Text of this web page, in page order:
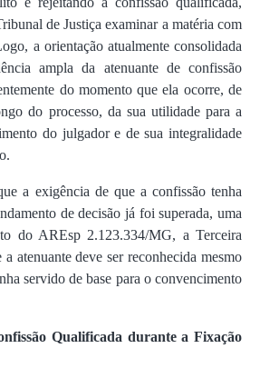
de Justiça examinar a matéria com
a orientação atualmente consolidada
ampla da atenuante de confissão
do momento que ela ocorre, de
do processo, da sua utilidade para a
do julgador e de sua integralidade
a exigência de que a confissão tenha
de decisão já foi superada, uma
do AREsp 2.123.334/MG, a Terceira
a atenuante deve ser reconhecida mesmo
servido de base para o convencimento
Qualificada durante a Fixação